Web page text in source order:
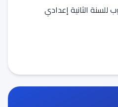
للسنة الثانية إعدادي